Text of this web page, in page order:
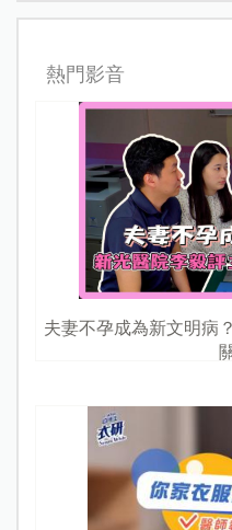
熱門影音
夫妻不孕成為新文明病